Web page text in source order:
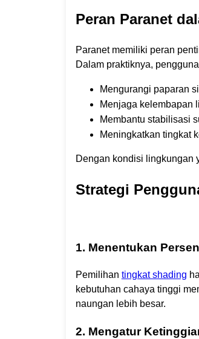
Peran Paranet
Paranet memiliki peran
Dalam praktiknya,
Mengurangi paparan
Menjaga kelembapan
Membantu stabilisasi
Meningkatkan tingkat
Dengan kondisi lingkungan
Strategi
1. Menentukan
Pemilihan tingkat shading
kebutuhan cahaya tinggi
naungan lebih besar.
2. Mengatur